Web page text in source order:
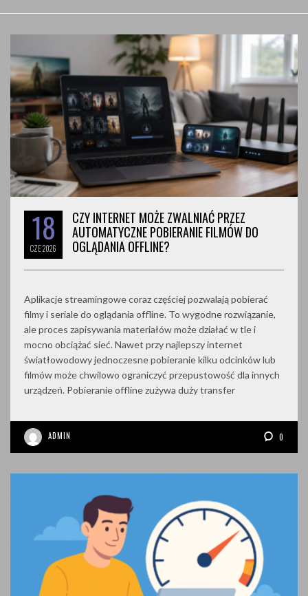
18
CZE2026
CZY INTERNET MOŻE ZWALNIAĆ PRZEZ
AUTOMATYCZNE POBIERANIE FILMÓW DO
OGLĄDANIA OFFLINE?
Aplikacje streamingowe coraz częściej pozwalają pobierać
filmy i seriale do oglądania offline. To wygodne rozwiązanie,
ale proces zapisywania materiałów może działać w tle i
mocno obciążać sieć. Nawet przy najlepszy internet
światłowodowy jednoczesne pobieranie kilku odcinków lub
filmów może chwilowo ograniczyć przepustowość dla innych
urządzeń. Pobieranie offline zużywa duży transfer
ADMIN 0